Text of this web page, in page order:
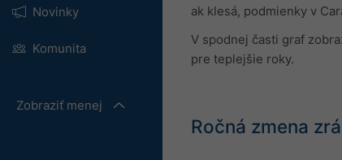
Novinky
Komunita
Zobraziť menej
ak klesá, podmienky v
V spodnej časti graf
pre teplejšie roky.
Ročná zmena